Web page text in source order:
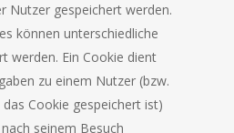
Nutzer gespeichert werden.
können unterschiedliche
werden. Ein Cookie dient
zu einem Nutzer (bzw.
Cookie gespeichert ist)
seinem Besuch